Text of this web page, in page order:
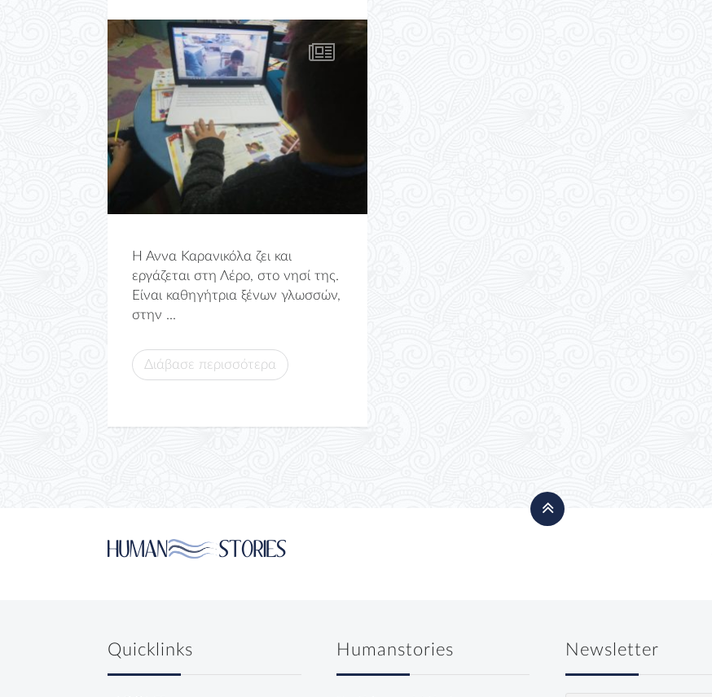
Η Άννα Καρανικόλα ζει και
εργάζεται στη Λέρο, στο νησί της.
Είναι καθηγήτρια ξένων γλωσσών,
στην ...
Διάβασε περισσότερα
Quicklinks Humanstories Newsletter